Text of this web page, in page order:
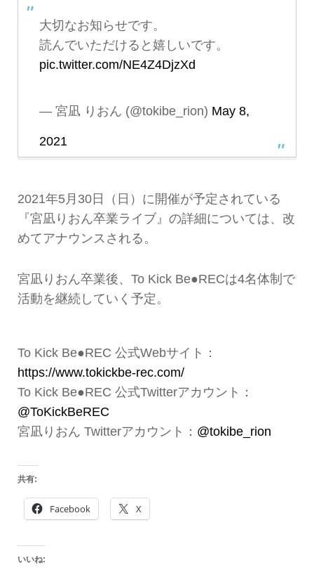
大切なお知らせです。
読んでいただけると嬉しいです。
pic.twitter.com/NE4Z4DjzXd
— 宮凪 りおん (@tokibe_rion) May 8,
2021
2021年5月30日（日）に開催が予定されている
『宮凪りおん卒業ライブ』の詳細については、改
めてアナウンスされる。
宮凪りおん卒業後、To Kick Be●RECは4名体制で
活動を継続していく予定。
To Kick Be●REC 公式Webサイト：
https://www.tokickbe-rec.com/
To Kick Be●REC 公式Twitterアカウント：
@ToKickBeREC
宮凪りおん Twitterアカウント： @tokibe_rion
共有:
Facebook X
いいね: